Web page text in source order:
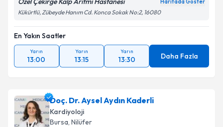
Haritada Göster
Kükürtlü, Zübeyde Hanım Cd. Konca Sokak No:2, 16080
En Yakın Saatler
Yarın
13:00
Yarın
13:15
Yarın
13:30 Daha Fazla
Doç. Dr. Aysel Aydın Kaderli
Kardiyoloji
Bursa, Nilüfer